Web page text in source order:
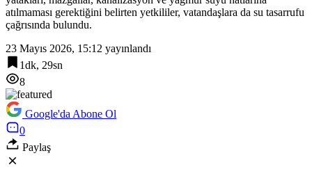
atılmaması gerektiğini belirten yetkililer, vatandaşlara da su tasarrufu
çağrısında bulundu.
23 Mayıs 2026, 15:12 yayınlandı
1dk, 29sn
8
Google'da Abone Ol
0
Paylaş